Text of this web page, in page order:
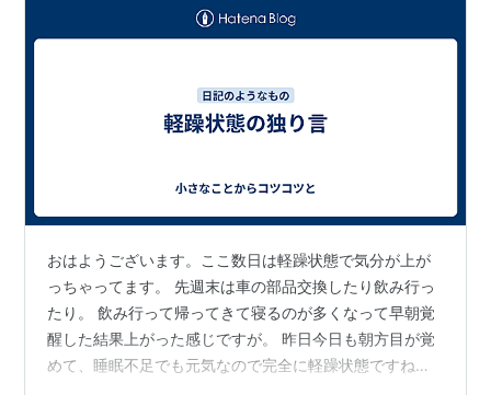
おはようございます。ここ数日は軽躁状態で気分が上が
っちゃってます。 先週末は車の部品交換したり飲み行っ
たり。 飲み行って帰ってきて寝るのが多くなって早朝覚
醒した結果上がった感じですが。 昨日今日も朝方目が覚
めて、睡眠不足でも元気なので完全に軽躁状態ですね。